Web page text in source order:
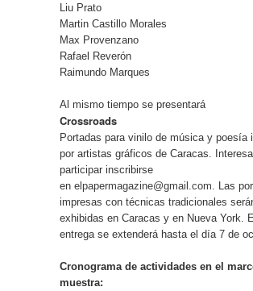
Liu Prato
Martin Castillo Morales
Max Provenzano
Rafael Reverón
Raimundo Marques
Al mismo tiempo se presentará
Crossroads
Portadas para vinilo de música y poesía
por artistas gráficos de Caracas.
participar inscribirse
en elpapermagazine@gmail.com . Las
impresas con técnicas tradicionales
exhibidas en Caracas y en Nueva York.
entrega se extenderá hasta el día 7 de
Cronograma de actividades en el
muestra: